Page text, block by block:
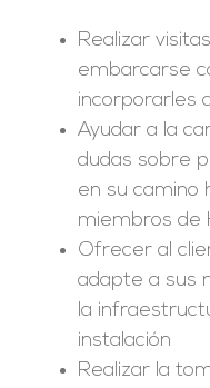
Realizar
embarcarse
incorporarles
Ayudar a la
dudas sobre
en su camino
miembros de
Ofrecer al
adapte a sus
la
instalación
Realizar la